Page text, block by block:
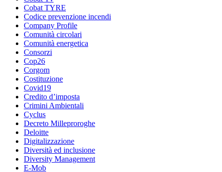
Cobat TYRE
Codice prevenzione incendi
Company Profile
Comunità circolari
Comunità energetica
Consorzi
Cop26
Corgom
Costituzione
Covid19
Credito d’imposta
Crimini Ambientali
Cyclus
Decreto Milleproroghe
Deloitte
Digitalizzazione
Diversità ed inclusione
Diversity Management
E-Mob